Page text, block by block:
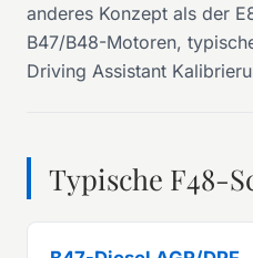
anderes Konzept als der
B47/B48-Motoren,
Driving Assistant
Typische F48-